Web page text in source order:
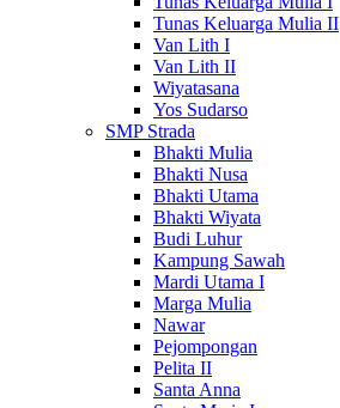
Tunas Keluarga Mulia II
Van Lith I
Van Lith II
Wiyatasana
Yos Sudarso
SMP Strada
Bhakti Mulia
Bhakti Nusa
Bhakti Utama
Bhakti Wiyata
Budi Luhur
Kampung Sawah
Mardi Utama I
Marga Mulia
Nawar
Pejompongan
Pelita II
Santa Anna